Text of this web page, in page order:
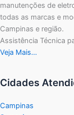
manutenções de
todas as marcas e
Campinas e região.
Assistência Técnica
Veja Mais…
Cidades
Campinas